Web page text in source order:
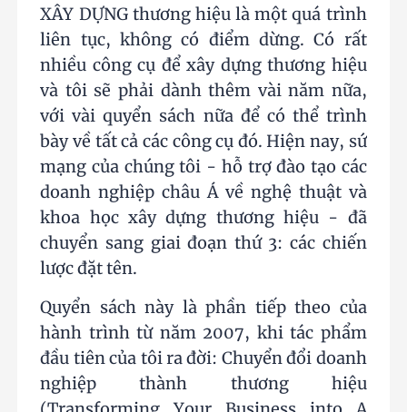
XÂY DỰNG thương hiệu là một quá trình
liên tục, không có điểm dừng. Có rất
nhiều công cụ để xây dựng thương hiệu
và tôi sẽ phải dành thêm vài năm nữa,
với vài quyển sách nữa để có thể trình
bày về tất cả các công cụ đó. Hiện nay, sứ
mạng của chúng tôi - hỗ trợ đào tạo các
doanh nghiệp châu Á về nghệ thuật và
khoa học xây dựng thương hiệu - đã
chuyển sang giai đoạn thứ 3: các chiến
lược đặt tên.
Quyển sách này là phần tiếp theo của
hành trình từ năm 2007, khi tác phẩm
đầu tiên của tôi ra đời: Chuyển đổi doanh
nghiệp thành thương hiệu